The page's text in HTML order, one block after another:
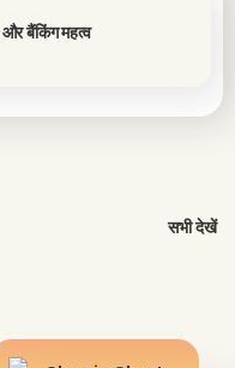
और बैंकिंग महत्व
सभी देखें